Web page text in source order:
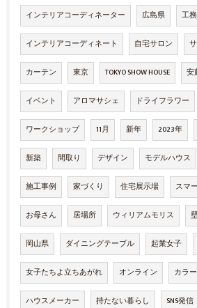
インテリアコーディネーター 広島県 工
インテリアコーディネート 自宅サロン
カーテン 東京 TOKYO SHOW HOUSE 安
イベント アロマサシェ ドライフラワー
ワークショップ 11月 新年 2023年
新築 間取り デザイン モデルハウス
施工事例 家づくり 住宅展示場 スマ
お母さん 居場所 ウィリアムモリス
岡山県 ダイニングテーブル 起業女子
女子たちよ立ちあがれ オンライン カラ
ハウスメーカー 持たない暮らし SNS発信